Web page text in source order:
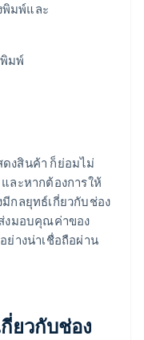
มพ์และ
มพ์
งสินค้า ก็ย่อมไม่
ละหากต้องการให้
กลยุทธ์เกี่ยวกับช่อง
งมอบคุณค่าของ
ย่างน่าเชื่อถือผ่าน
ยวกับช่อง